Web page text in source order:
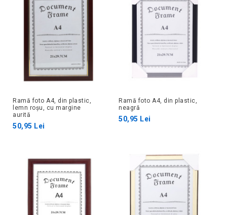
Ramă foto A4, din plastic,
lemn roșu, cu margine
aurită
50,95 Lei
Ramă foto A4, din plastic,
neagră
50,95 Lei